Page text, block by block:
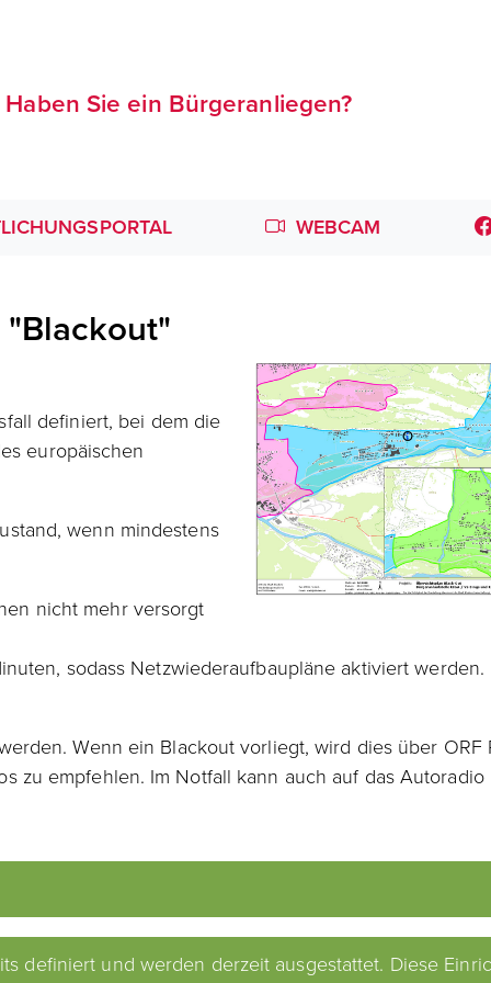
Haben Sie ein Bürgeranliegen?
WEBCAM
definiert, bei dem die
europäischen
wenn mindestens
nicht mehr versorgt
sodass Netzwiederaufbaupläne aktiviert werden.
Wenn ein Blackout vorliegt, wird dies über
zu empfehlen. Im Notfall kann auch auf das
definiert und werden derzeit ausgestattet. Diese